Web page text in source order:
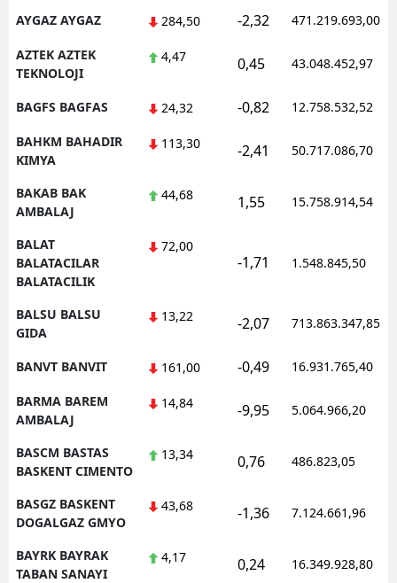
AYGAZ AYGAZ 284,50 -2,32 471.219.693,00
AZTEK AZTEK
TEKNOLOJI
4,47 0,45 43.048.452,97
BAGFS BAGFAS 24,32 -0,82 12.758.532,52
BAHKM BAHADIR
KIMYA
113,30 -2,41 50.717.086,70
BAKAB BAK
AMBALAJ
44,68 1,55 15.758.914,54
BALAT
BALATACILAR
BALATACILIK
72,00
-1,71 1.548.845,50
BALSU BALSU
GIDA
13,22 -2,07 713.863.347,85
BANVT BANVIT 161,00 -0,49 16.931.765,40
BARMA BAREM
AMBALAJ
14,84 -9,95 5.064.966,20
BASCM BASTAS
BASKENT CIMENTO
13,34 0,76 486.823,05
BASGZ BASKENT
DOGALGAZ GMYO
43,68 -1,36 7.124.661,96
BAYRK BAYRAK
TABAN SANAYI
4,17 0,24 16.349.928,80